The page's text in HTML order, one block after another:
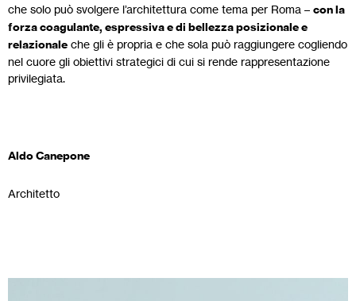
che solo può svolgere l’architettura come tema per Roma – con la
forza coagulante, espressiva e di bellezza posizionale e
relazionale che gli è propria e che sola può raggiungere cogliendo
nel cuore gli obiettivi strategici di cui si rende rappresentazione
privilegiata.
Aldo Canepone
Architetto